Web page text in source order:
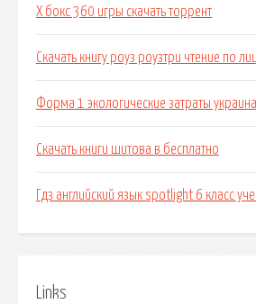
Х бокс 360 игры скачать торрент
Скачать книгу роуз роузтри чтение по
Форма 1 экологические затраты
Скачать книги шитова в бесплатно
Гдз английский язык spotlight 6 класс
Links